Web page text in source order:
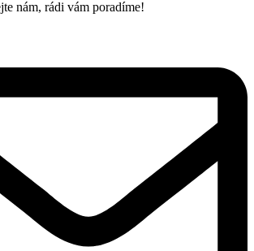
nám, rádi vám poradíme!